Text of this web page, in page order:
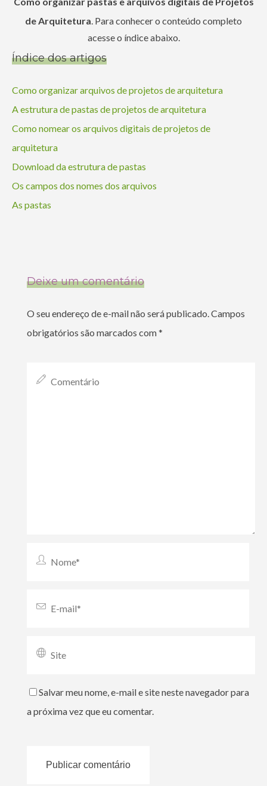
de Arquitetura. Para conhecer o conteúdo completo
acesse o índice abaixo.
Índice dos artigos
Como organizar arquivos de projetos de arquitetura
A estrutura de pastas de projetos de arquitetura
Como nomear os arquivos digitais de projetos de
arquitetura
Download da estrutura de pastas
Os campos dos nomes dos arquivos
As pastas
Deixe um comentário
O seu endereço de e-mail não será publicado.Campos
obrigatórios são marcados com*
Salvar meu nome, e-mail e site neste navegador para
a próxima vez que eu comentar.